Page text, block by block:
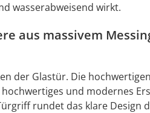
wasserabweisend wirkt.
aus massivem
der Glastür. Die
und modernes
rundet das klare Design